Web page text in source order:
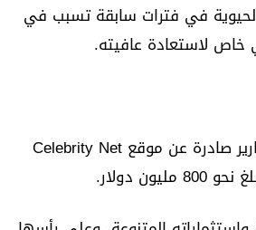
في فترات سابقة تسبب في
خاص لاستعادة عافيته.
بالتزامن مع مشاركته في مهرجان فينيسيا السينمائي، كشفت تقارير صادرة عن موقع Celebrity Net